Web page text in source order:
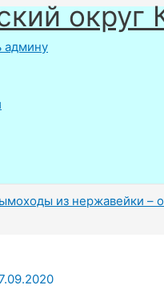
округ
админу
из нержавейки –